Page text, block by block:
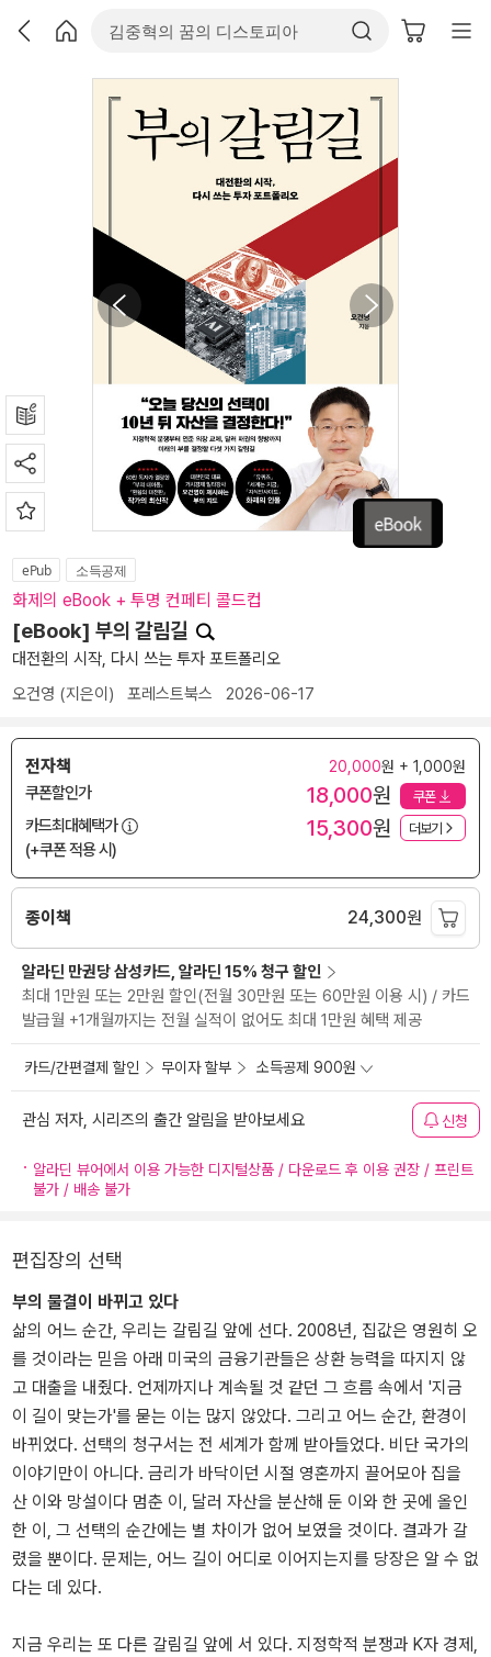
ePub 소득공제
화제의 eBook + 투명 컨페티 콜드컵
[eBook] 부의 갈림길
대전환의 시작, 다시 쓰는 투자 포트폴리오
오건영 (지은이) 포레스트북스 2026-06-17
전자책 20,000원 + 1,000원
쿠폰할인가 18,000원 쿠폰
카드최대혜택가
(+쿠폰 적용 시)
15,300원 더보기
종이책 24,300원
알라딘 만권당 삼성카드, 알라딘 15% 청구 할인
최대 1만원 또는 2만원 할인(전월 30만원 또는 60만원 이용 시) / 카드
발급월 +1개월까지는 전월 실적이 없어도 최대 1만원 혜택 제공
카드/간편결제 할인 무이자 할부 소득공제 900원
관심 저자, 시리즈의 출간 알림을 받아보세요 신청
알라딘 뷰어에서 이용 가능한 디지털상품 / 다운로드 후 이용 권장 / 프린트
불가 / 배송 불가
편집장의 선택
부의 물결이 바뀌고 있다
삶의 어느 순간, 우리는 갈림길 앞에 선다. 2008년, 집값은 영원히 오
를 것이라는 믿음 아래 미국의 금융기관들은 상환 능력을 따지지 않
고 대출을 내줬다. 언제까지나 계속될 것 같던 그 흐름 속에서 '지금
이 길이 맞는가'를 묻는 이는 많지 않았다. 그리고 어느 순간, 환경이
바뀌었다. 선택의 청구서는 전 세계가 함께 받아들었다. 비단 국가의
이야기만이 아니다. 금리가 바닥이던 시절 영혼까지 끌어모아 집을
산 이와 망설이다 멈춘 이, 달러 자산을 분산해 둔 이와 한 곳에 올인
한 이, 그 선택의 순간에는 별 차이가 없어 보였을 것이다. 결과가 갈
렸을 뿐이다. 문제는, 어느 길이 어디로 이어지는지를 당장은 알 수 없
다는 데 있다.
지금 우리는 또 다른 갈림길 앞에 서 있다. 지정학적 분쟁과 K자 경제,